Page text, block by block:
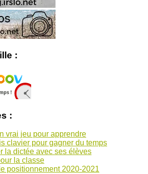
:
:
vrai jeu pour apprendre
clavier pour gagner du temps
la dictée avec ses élèves
la classe
positionnement 2020-2021